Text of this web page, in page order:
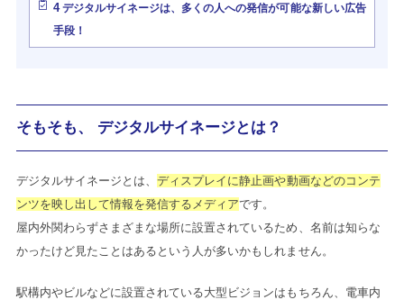
4デジタルサイネージは、多くの人への発信が可能な新しい広告
手段！
そもそも、 デジタルサイネージとは？
デジタルサイネージとは、ディスプレイに静止画や動画などのコンテ
ンツを映し出して情報を発信するメディアです。
屋内外関わらずさまざまな場所に設置されているため、名前は知らな
かったけど見たことはあるという人が多いかもしれません。
駅構内やビルなどに設置されている大型ビジョンはもちろん、電車内